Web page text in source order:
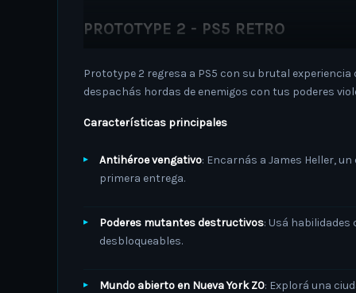
PROTOTYPE 2 - PS5 RETRO
Prototype 2 regresa a PS5 con su brutal
despachás hordas de enemigos con tus poderes
Características principales
Antihéroe vengativo: Encarnás a James Heller,
primera entrega.
Poderes mutantes destructivos: Usá
desbloqueables.
Mundo abierto en Nueva York Z0: Explorá una